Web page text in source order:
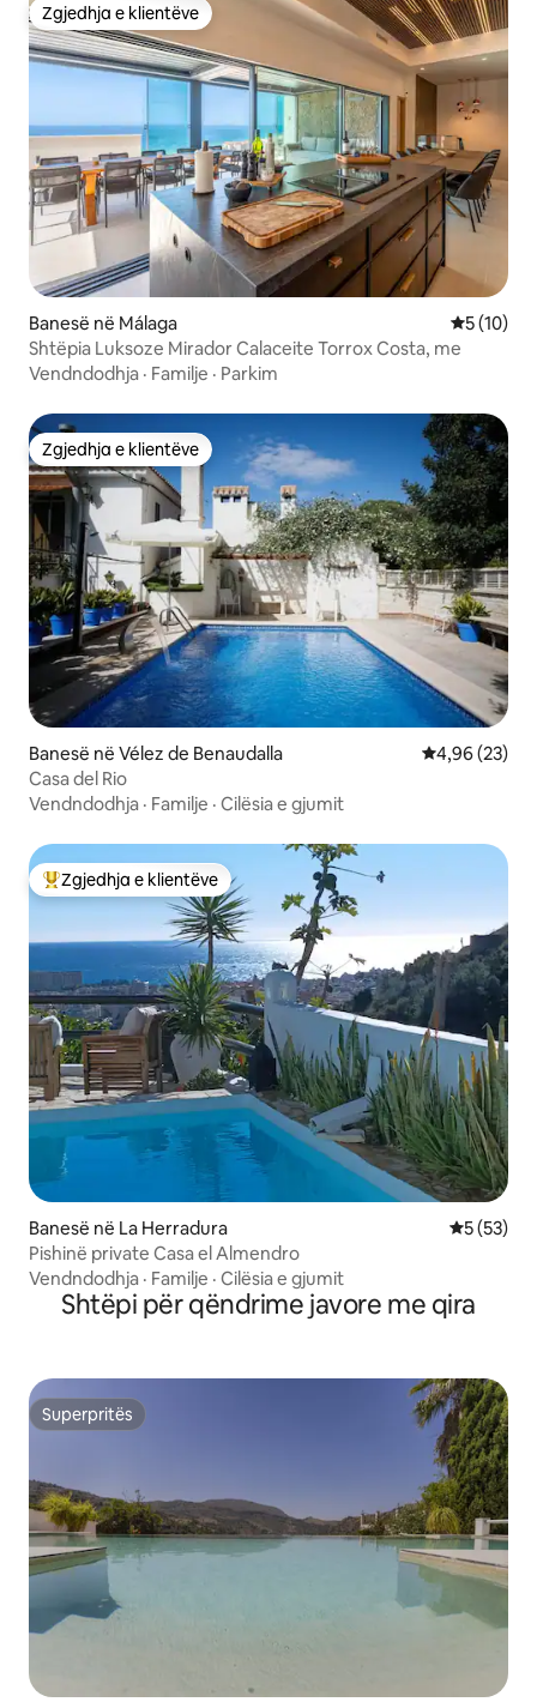
Zgjedhja e klientëve
Zgjedhja e klientëve
Banesë në Málaga Vlerësimi
5 (10)
Shtëpia Luksoze Mirador Calaceite Torrox Costa, me
Vendndodhja · Familje · Parkim
Zgjedhja e klientëve
Zgjedhja e klientëve
Banesë në Vélez de Benaudalla Vlerësimi
4,96 (23)
Casa del Rio
Vendndodhja · Familje · Cilësia e gjumit
Më të mirat e zgjedhjeve të klientëve
Zgjedhja e klientëve
Banesë në La Herradura Vlerësimi
5 (53)
Pishinë private Casa el Almendro
Vendndodhja · Familje · Cilësia e gjumit
Shtëpi për qëndrime javore me qira
Superpritës
Superpritës